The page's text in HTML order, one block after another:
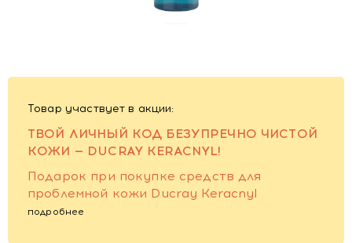
Товар участвует в акции:
ТВОЙ ЛИЧНЫЙ КОД БЕЗУПРЕЧНО ЧИСТОЙ
КОЖИ — DUCRAY KERACNYL!
Подарок при покупке средств для
проблемной кожи Ducray Keracnyl
подробнее